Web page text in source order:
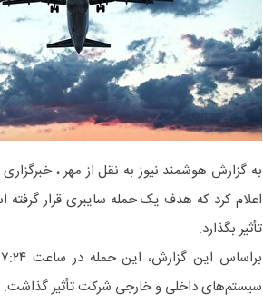
اعلام کرد که هدف یک حمله سایبری قرار
تأثیر بگذارد.
سیستم‌های داخلی و خارجی شرکت تأثیر گذاشت.